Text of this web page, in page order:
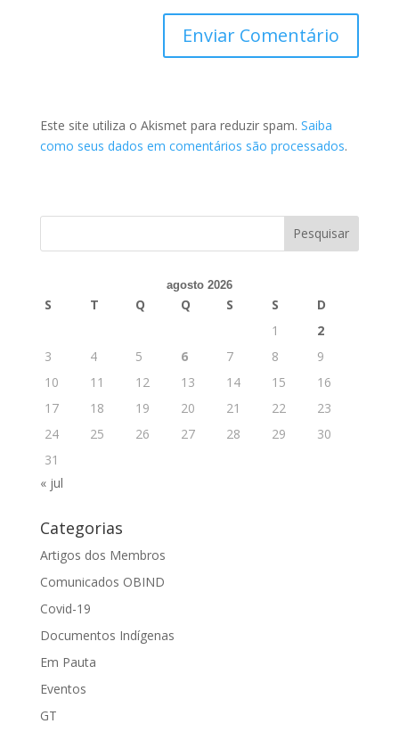
Este site utiliza o Akismet para reduzir spam. Saiba
como seus dados em comentários são processados.
agosto 2026
S T Q Q S S
D
1
2
3
4 5 6 7 8
9
10
11 12 13 14 15
16
17
18 19 20 21 22
23
24
25 26 27 28 29
30
31
« jul
Categorias
Artigos dos Membros
Comunicados OBIND
Covid-19
Documentos Indígenas
Em Pauta
Eventos
GT